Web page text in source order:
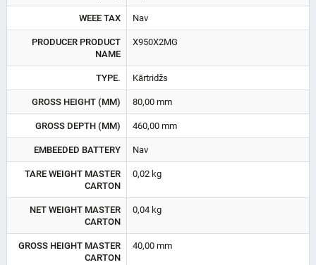
WEEE TAX Nav
PRODUCER PRODUCT
NAME
X950X2MG
TYPE. Kārtridžs
GROSS HEIGHT (MM) 80,00 mm
GROSS DEPTH (MM) 460,00 mm
EMBEEDED BATTERY Nav
TARE WEIGHT MASTER
CARTON
0,02 kg
NET WEIGHT MASTER
CARTON
0,04 kg
GROSS HEIGHT MASTER
CARTON
40,00 mm